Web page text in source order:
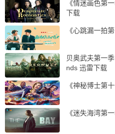
《情迷画色第
下载
《心跳漏一拍
贝奥武夫第一
nds 迅雷下载
《神秘博士第
《迷失海湾第